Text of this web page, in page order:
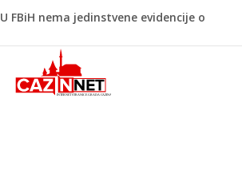
U FBiH nema jedinstvene evidencije o
godine izrekli 48.000 KM kazni
Temperature danas do 38 stepeni: U
dijelovima BiH moguća kratkotrajna kiša